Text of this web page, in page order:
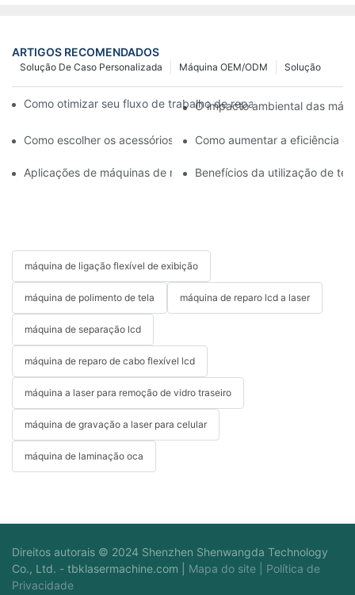
ARTIGOS RECOMENDADOS
Solução
Máquina OEM/ODM
Solução De Caso Personalizada
Como otimizar seu fluxo de trabalho de reparo de celulares
O impacto ambiental das
Como escolher os acessórios certos para sua máquina de
Como aumentar a eficiência
Aplicações de máquinas de reparo de celulares na
Benefícios da utilização de
máquina de ligação flexível de exibição
máquina de polimento de tela máquina de reparo lcd a laser
máquina de separação lcd
máquina de reparo de cabo flexível lcd
máquina a laser para remoção de vidro traseiro
máquina de gravação a laser para celular
máquina de laminação oca
Direitos autorais © 2024 Shenzhen Shenwangda Technology
Co., Ltd. - tbklasermachine.com Mapa do site
Política de
Privacidade